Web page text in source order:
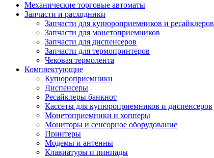
Механические торговые автоматы
Запчасти и расходники
Запчасти для купюроприемников и ресайклеров
Запчасти для монетоприемников
Запчасти для диспенсеров
Запчасти для термопринтеров
Чековая термолента
Комплектующие
Купюроприемники
Диспенсеры
Ресайклеры банкнот
Кассеты для купюроприемников и диспенсеров
Монетоприемники и хопперы
Мониторы и сенсорное оборудование
Принтеры
Модемы и антенны
Клавиатуры и пинпады